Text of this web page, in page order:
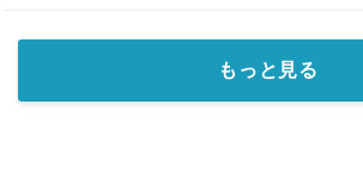
もっと見る